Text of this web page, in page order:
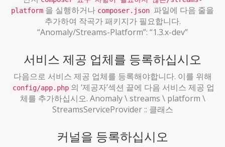
platform 을 실행하거나 composer.json 파일에 다음 줄을
추가하여 작곡가 패키지가 필요합니다.
“Anomaly/Streams-Platform”: “1.3.x-dev”
서비스 제공 업체를 등록하십시오
다음으로 서비스 제공 업체를 등록해야합니다. 이를 위해
config/app.php 의 ‘제공자’섹션 끝에 다음 서비스 제공 업
체를 추가하십시오. Anomaly \ streams \ platform \
StreamsServiceProvider :: 클래스
커널을 등록하십시오